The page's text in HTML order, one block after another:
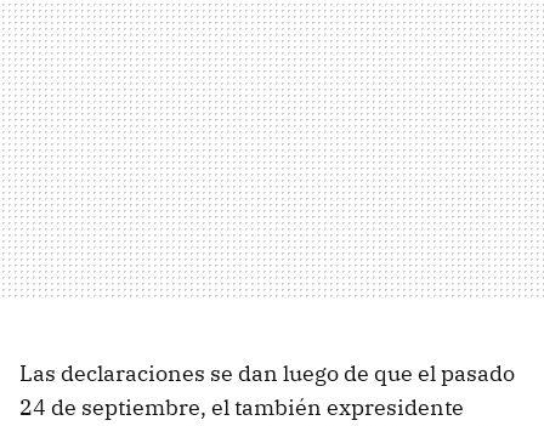
Las declaraciones se dan luego de que el pasado
24 de septiembre, el también expresidente